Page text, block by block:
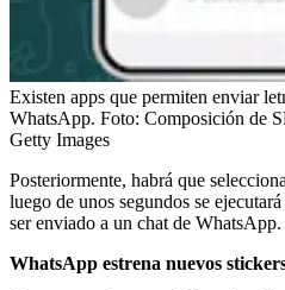
Existen apps que permiten enviar
WhatsApp. Foto: Composición de
Getty Images
Posteriormente, habrá que
luego de unos segundos se
ser enviado a un chat de WhatsApp.
WhatsApp estrena nuevos